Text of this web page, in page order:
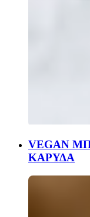
VEGAN
ΚΑΡΥΔΑ